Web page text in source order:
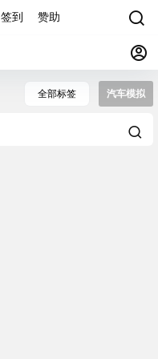
签到 赞助
全部标签 汽车模拟